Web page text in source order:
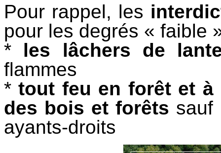
Pour rappel, les
pour les degrés « faible
* les lâchers de
flammes
*tout feu en forêt et à
des bois et forêts sauf
ayants-droits